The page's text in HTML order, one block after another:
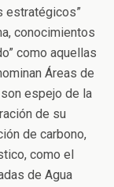
estratégicos”
conocimientos
como aquellas
Áreas de
espejo de la
de su
de carbono,
como el
de Agua